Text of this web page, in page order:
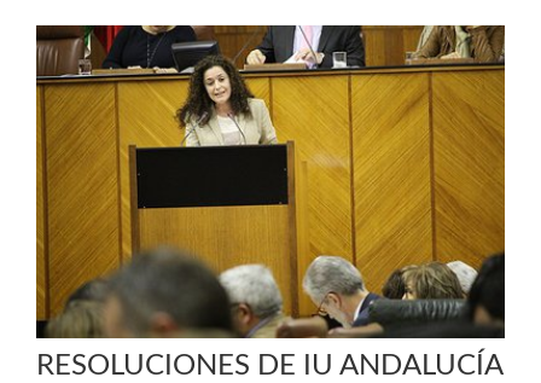
RESOLUCIONES DE IU ANDALUCÍA